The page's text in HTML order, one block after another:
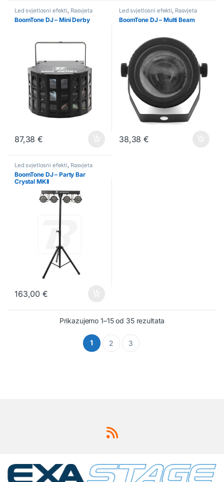
Led svjetlosni efekti, Rasvjeta
BoomTone DJ – Mini Derby
87,38€
Led svjetlosni efekti, Rasvjeta
BoomTone DJ – Multi Beam
38,38€
Led svjetlosni efekti, Rasvjeta
BoomTone DJ – Party Bar
Crystal MKII
163,00€
Prikazujemo 1–15 od 35 rezultata
1 2 3